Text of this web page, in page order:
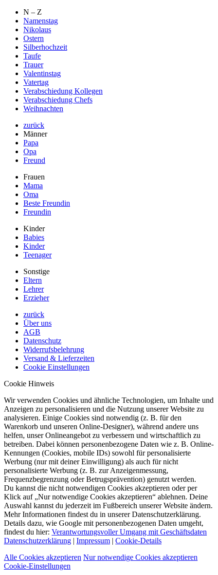
N – Z
Namenstag
Nikolaus
Ostern
Silberhochzeit
Taufe
Trauer
Valentinstag
Vatertag
Verabschiedung Kollegen
Verabschiedung Chefs
Weihnachten
zurück
Männer
Papa
Opa
Freund
Frauen
Mama
Oma
Beste Freundin
Freundin
Kinder
Babies
Kinder
Teenager
Sonstige
Eltern
Lehrer
Erzieher
zurück
Über uns
AGB
Datenschutz
Widerrufsbelehrung
Versand & Lieferzeiten
Cookie Einstellungen
Cookie Hinweis
Wir verwenden Cookies und ähnliche Technologien, um Inhalte und
Anzeigen zu personalisieren und die Nutzung unserer Website zu
analysieren. Einige Cookies sind notwendig (z. B. für den
Warenkorb und unseren Online-Designer), während andere uns
helfen, unser Onlineangebot zu verbessern und wirtschaftlich zu
betreiben. Dabei können personenbezogene Daten wie z. B. Online-
Kennungen (Cookies, mobile IDs) sowohl für personalisierte
Werbung (nur mit deiner Einwilligung) als auch für nicht
personalisierte Werbung (z. B. zur Anzeigenmessung,
Frequenzbegrenzung oder Betrugsprävention) genutzt werden.
Du kannst die nicht notwendigen Cookies akzeptieren oder per
Klick auf „Nur notwendige Cookies akzeptieren“ ablehnen. Deine
Auswahl kannst du jederzeit im Fußbereich unserer Website ändern.
Mehr Informationen findest du in unserer Datenschutzerklärung.
Details dazu, wie Google mit personenbezogenen Daten umgeht,
findest du hier: Verantwortungsvoller Umgang mit Geschäftsdaten
Datenschutzerklärung | Impressum | Cookie-Details
Alle Cookies akzeptieren Nur notwendige Cookies akzeptieren
Cookie-Einstellungen